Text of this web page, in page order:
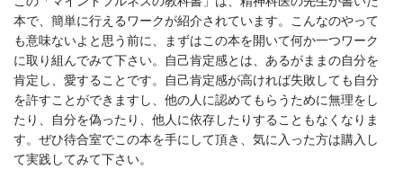
本で、簡単に行えるワークが紹介されています。こんなのやって
も意味ないよと思う前に、まずはこの本を開いて何か一つワーク
に取り組んでみて下さい。自己肯定感とは、あるがままの自分を
肯定し、愛することです。自己肯定感が高ければ失敗しても自分
を許すことができますし、他の人に認めてもらうために無理をし
たり、自分を偽ったり、他人に依存したりすることもなくなりま
す。ぜひ待合室でこの本を手にして頂き、気に入った方は購入し
て実践してみて下さい。